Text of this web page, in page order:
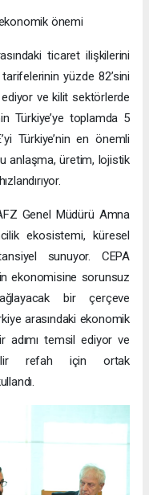
önemi
ticaret ilişkilerini
yüzde 82’sini
ediyor ve kilit sektörlerde
Türkiye’ye toplamda 5
Türkiye’nin en önemli
anlaşma, üretim, lojistik
Genel Müdürü Amna
ekosistemi, küresel
sunuyor. CEPA
ekonomisine sorunsuz
bir çerçeve
arasındaki ekonomik
adımı temsil ediyor ve
refah için ortak